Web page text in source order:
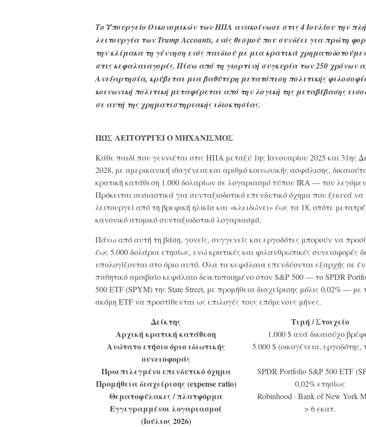
Το Υπουργείο Οικονομικών των ΗΠΑ ανακοίνωσε στις 4 Ιουλίου την
λειτουργία των Trump Accounts, ενός θεσμού που συνδέει για πρώτη
την κλίμακα τη γέννηση ενός παιδιού με μια κρατικά
στις κεφαλαιαγορές. Πίσω από τη γιορτινή συγκυρία των 250 χρόνων
Ανεξαρτησία, κρύβεται μια βαθύτερη μετατόπιση πολιτικής
κοινωνική πολιτική μεταφέρεται από την λογική της μεταβίβασης
σε αυτή της χρηματιστηριακής ιδιοκτησίας.
ΠΏΣ ΛΕΙΤΟΥΡΓΕΙ Ο ΜΗΧΑΝΙΣΜΟΣ
Κάθε παιδί που γεννιέται στις ΗΠΑ μεταξύ 1ης Ιανουαρίου 2025 και 31ης
2028, με αμερικανική ιθαγένεια και αριθμό κοινωνικής ασφάλισης,
κρατική κατάθεση 1.000 δολαρίων σε λογαριασμό τύπου IRA — τον
Πρόκειται ουσιαστικά για συνταξιοδοτικό επενδυτικό όχημα που ξεκινά να
λειτουργεί από τη βρεφική ηλικία και «κλειδώνει» έως τα 18, οπότε
κανονικό ατομικό συνταξιοδοτικό λογαριασμό.
Πάνω από αυτή τη βάση, γονείς, συγγενείς και εργοδότες μπορούν να
έως 5.000 δολάρια ετησίως, ενώ κρατικές και φιλανθρωπικές συνεισφορές
υπολογίζονται στο όριο αυτό. Όλα τα κεφάλαια επενδύονται εξαρχής σε
παθητικό αμοιβαίο κεφάλαιο δεικτοποιημένο στον S&P 500 — το SPDR
500 ETF (SPYM) της State Street, με προμήθεια διαχείρισης μόλις 0,02% — με
ακόμη ETF να προστίθενται ως επιλογές τους επόμενους μήνες.
Δείκτης
Τιμή / Στοιχείο
Αρχική κρατική κατάθεση
1.000 $ ανά δικαιούχο
Ανώτατο ετήσιο όριο ιδιωτικής
συνεισφοράς
5.000 $ (οικογένεια, εργοδότης,
Προεπιλεγμένο επενδυτικό όχημα SPDR Portfolio S&P 500 ETF
Προμήθεια διαχείρισης (expense ratio) 0,02% ετησίως
Θεματοφύλακες / πλατφόρμα Robinhood · Bank of New York
Εγγεγραμμένοι λογαριασμοί
(Ιούλιος 2026)
> 6 εκατ.